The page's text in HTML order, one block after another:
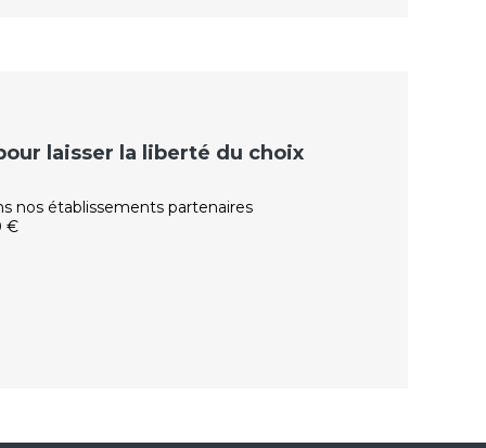
laisser la liberté du choix
nos établissements partenaires
€